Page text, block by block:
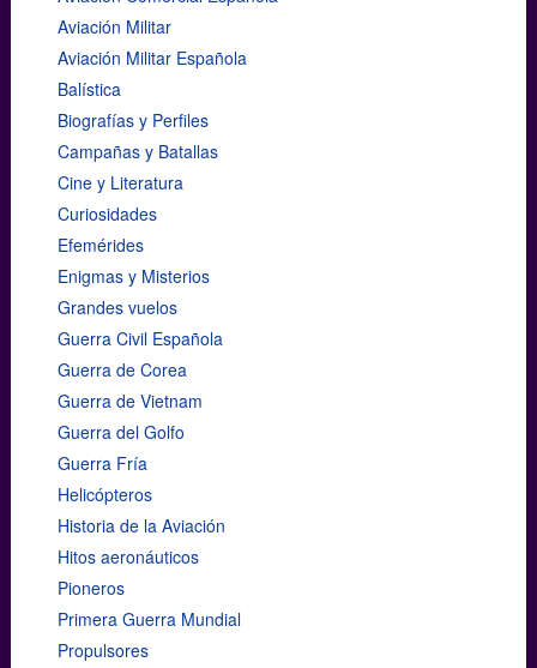
Aviación Militar
Aviación Militar Española
Balística
Biografías y Perfiles
Campañas y Batallas
Cine y Literatura
Curiosidades
Efemérides
Enigmas y Misterios
Grandes vuelos
Guerra Civil Española
Guerra de Corea
Guerra de Vietnam
Guerra del Golfo
Guerra Fría
Helicópteros
Historia de la Aviación
Hitos aeronáuticos
Pioneros
Primera Guerra Mundial
Propulsores